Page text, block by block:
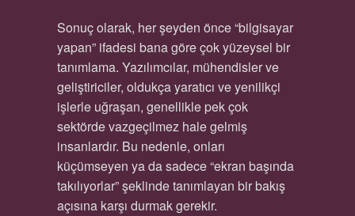
Sonuç olarak, her şeyden önce “bilgisayar
yapan” ifadesi bana göre çok yüzeysel bir
tanımlama. Yazılımcılar, mühendisler ve
geliştiriciler, oldukça yaratıcı ve yenilikçi
işlerle uğraşan, genellikle pek çok
sektörde vazgeçilmez hale gelmiş
insanlardır. Bu nedenle, onları
küçümseyen ya da sadece “ekran başında
takılıyorlar” şeklinde tanımlayan bir bakış
açısına karşı durmak gerekir.